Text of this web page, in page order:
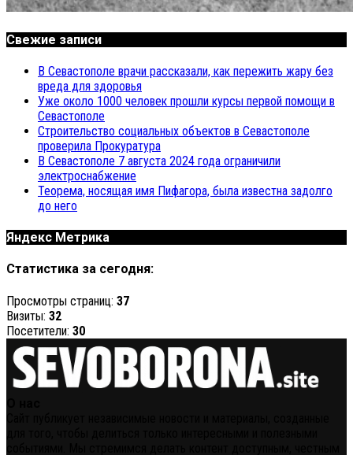
Свежие записи
В Севастополе врачи рассказали, как пережить жару без
вреда для здоровья
Уже около 1000 человек прошли курсы первой помощи в
Севастополе
Строительство социальных объектов в Севастополе
проверила Прокуратура
В Севастополе 7 августа 2024 года ограничили
электроснабжение
Теорема, носящая имя Пифагора, была известна задолго
до него
Яндекс Метрика
Статистика за сегодня:
Просмотры страниц: 37
Визиты: 32
Посетители: 30